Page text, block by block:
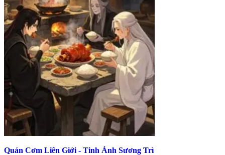
Quán Cơm Liên Giới - Tinh Ảnh Sương Trì